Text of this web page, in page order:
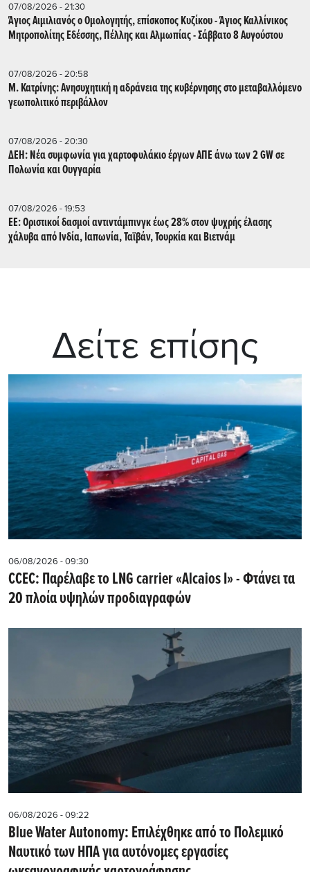
07/08/2026 - 21:30
Άγιος Αιμιλιανός ο Ομολογητής, επίσκοπος Κυζίκου - Άγιος Καλλίνικος
Μητροπολίτης Εδέσσης, Πέλλης και Αλμωπίας - Σάββατο 8 Αυγούστου
07/08/2026 - 20:58
Μ. Κατρίνης: Ανησυχητική η αδράνεια της κυβέρνησης στο μεταβαλλόμενο
γεωπολιτικό περιβάλλον
07/08/2026 - 20:30
ΔΕΗ: Νέα συμφωνία για χαρτοφυλάκιο έργων ΑΠΕ άνω των 2 GW σε
Πολωνία και Ουγγαρία
07/08/2026 - 19:53
ΕΕ: Οριστικοί δασμοί αντιντάμπινγκ έως 28% στον ψυχρής έλασης
χάλυβα από Ινδία, Ιαπωνία, Ταϊβάν, Τουρκία και Βιετνάμ
Δείτε επίσης
06/08/2026 - 09:30
CCEC: Παρέλαβε το LNG carrier «Alcaios I» - Φτάνει τα
20 πλοία υψηλών προδιαγραφών
06/08/2026 - 09:22
Blue Water Autonomy: Επιλέχθηκε από το Πολεμικό
Ναυτικό των ΗΠΑ για αυτόνομες εργασίες